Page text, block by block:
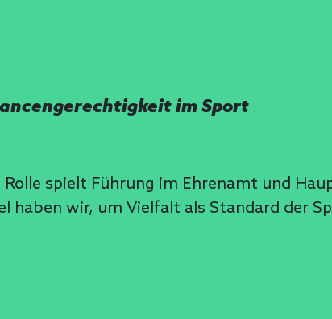
im Sport
spielt Führung im Ehrenamt und
haben wir, um Vielfalt als Standard der